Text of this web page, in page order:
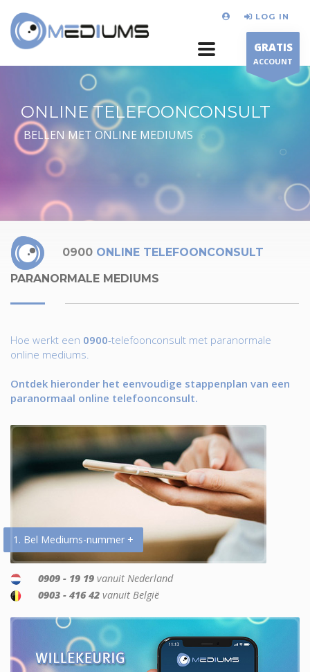
LOG IN
GRATIS
ACCOUNT
ONLINE TELEFOONCONSULT
BELLEN MET ONLINE MEDIUMS
0900 ONLINE TELEFOONCONSULT
PARANORMALE MEDIUMS
Hoe werkt een 0900-telefoonconsult met paranormale
online mediums.
Ontdek hieronder het eenvoudige stappenplan van een
paranormaal online telefoonconsult.
1. Bel Mediums-nummer +
0909 - 19 19 vanuit Nederland
0903 - 416 42 vanuit België